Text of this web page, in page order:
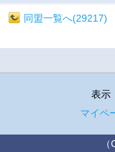
同盟一覧へ(29217)
表示
マイペ